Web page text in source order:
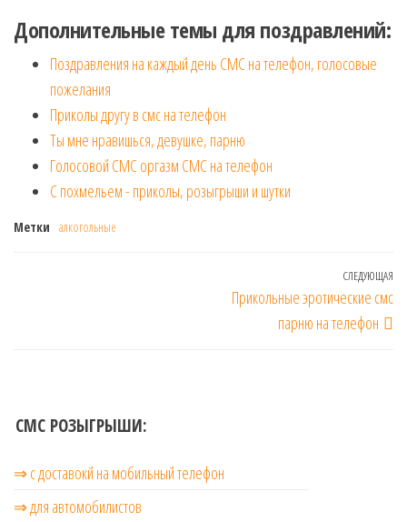
Дополнительные темы для поздравлений:
Поздравления на каждый день СМС на телефон, голосовые
пожелания
Приколы другу в смс на телефон
Ты мне нравишься, девушке, парню
Голосовой СМС оргазм СМС на телефон
С похмельем - приколы, розыгрыши и шутки
Метки алкогольные
СЛЕДУЮЩАЯ
Прикольные эротические смс
парню на телефон
СМС РОЗЫГРЫШИ:
⇒ с доставокй на мобильный телефон
⇒ для автомобилистов